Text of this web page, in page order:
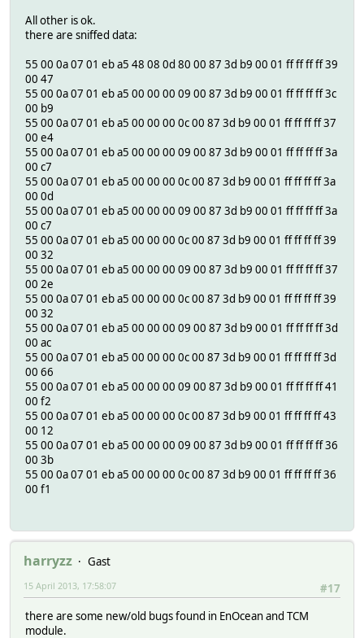
All other is ok.
there are sniffed data:
55 00 0a 07 01 eb a5 48 08 0d 80 00 87 3d b9 00 01 ff ff ff ff 39
00 47
55 00 0a 07 01 eb a5 00 00 00 09 00 87 3d b9 00 01 ff ff ff ff 3c
00 b9
55 00 0a 07 01 eb a5 00 00 00 0c 00 87 3d b9 00 01 ff ff ff ff 37
00 e4
55 00 0a 07 01 eb a5 00 00 00 09 00 87 3d b9 00 01 ff ff ff ff 3a
00 c7
55 00 0a 07 01 eb a5 00 00 00 0c 00 87 3d b9 00 01 ff ff ff ff 3a
00 0d
55 00 0a 07 01 eb a5 00 00 00 09 00 87 3d b9 00 01 ff ff ff ff 3a
00 c7
55 00 0a 07 01 eb a5 00 00 00 0c 00 87 3d b9 00 01 ff ff ff ff 39
00 32
55 00 0a 07 01 eb a5 00 00 00 09 00 87 3d b9 00 01 ff ff ff ff 37
00 2e
55 00 0a 07 01 eb a5 00 00 00 0c 00 87 3d b9 00 01 ff ff ff ff 39
00 32
55 00 0a 07 01 eb a5 00 00 00 09 00 87 3d b9 00 01 ff ff ff ff 3d
00 ac
55 00 0a 07 01 eb a5 00 00 00 0c 00 87 3d b9 00 01 ff ff ff ff 3d
00 66
55 00 0a 07 01 eb a5 00 00 00 09 00 87 3d b9 00 01 ff ff ff ff 41
00 f2
55 00 0a 07 01 eb a5 00 00 00 0c 00 87 3d b9 00 01 ff ff ff ff 43
00 12
55 00 0a 07 01 eb a5 00 00 00 09 00 87 3d b9 00 01 ff ff ff ff 36
00 3b
55 00 0a 07 01 eb a5 00 00 00 0c 00 87 3d b9 00 01 ff ff ff ff 36
00 f1
harryzz
Gast
#17
15 April 2013, 17:58:07
there are some new/old bugs found in EnOcean and TCM
module.